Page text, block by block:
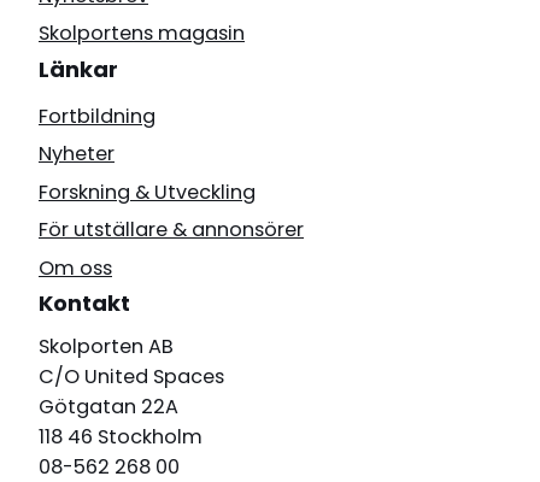
Skolportens magasin
Länkar
Fortbildning
Nyheter
Forskning & Utveckling
För utställare & annonsörer
Om oss
Kontakt
Skolporten AB
C/O United Spaces
Götgatan 22A
118 46 Stockholm
08-562 268 00